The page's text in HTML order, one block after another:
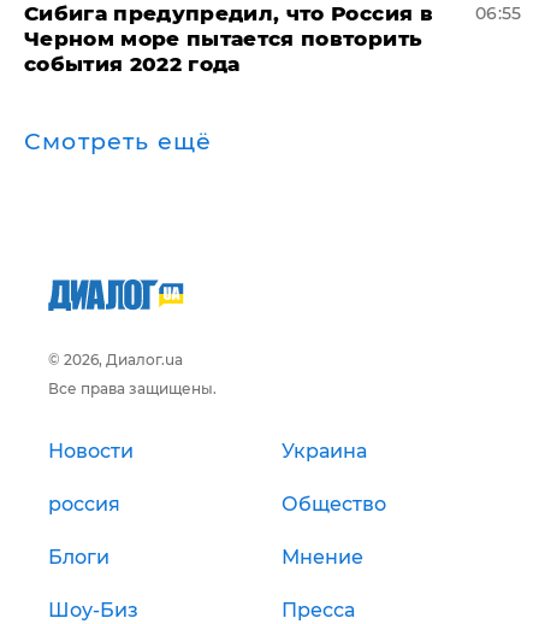
Сибига предупредил, что Россия в
Черном море пытается повторить
события 2022 года
06:55
Смотреть ещё
© 2026, Диалог.ua
Все права защищены.
Новости Украина
россия Общество
Блоги Мнение
Шоу-Биз Пресса